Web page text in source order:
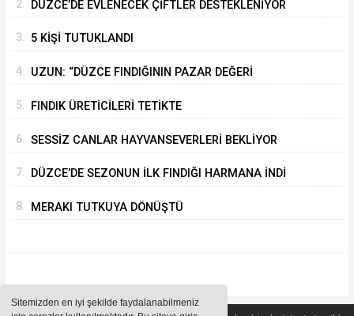
Sitemizden en iyi şekilde faydalanabilmeniz
2. DÜZCE’DE EVLENECEK ÇİFTLER DESTEKLENİYOR
3. 5 KİŞİ TUTUKLANDI
4. UZUN: “DÜZCE FINDIĞININ PAZAR DEĞERİ
5. FINDIK ÜRETİCİLERİ TETİKTE
6. SESSİZ CANLAR HAYVANSEVERLERİ BEKLİYOR
7. DÜZCE’DE SEZONUN İLK FINDIĞI HARMANA İNDİ
8. MERAKI TUTKUYA DÖNÜŞTÜ